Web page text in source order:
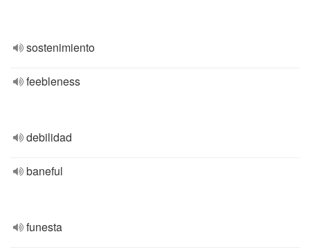
sostenimiento
feebleness
debilidad
baneful
funesta